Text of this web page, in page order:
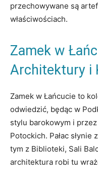
przechowywane są
właściwościach.
Zamek w
Architektury i
Zamek w Łańcucie to
odwiedzić, będąc w
stylu barokowym i
Potockich. Pałac
tym z Biblioteki, Sali
architektura robi tu